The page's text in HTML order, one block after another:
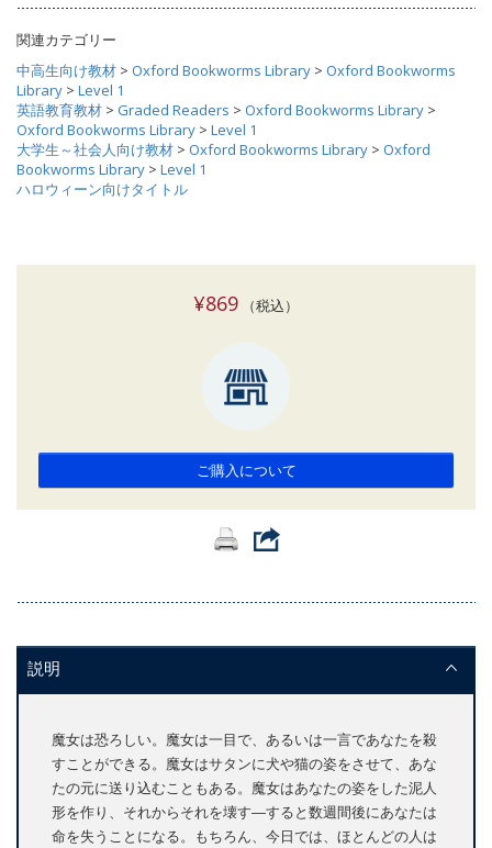
関連カテゴリー
中高生向け教材 > Oxford Bookworms Library > Oxford Bookworms
Library > Level 1
英語教育教材 > Graded Readers > Oxford Bookworms Library >
Oxford Bookworms Library > Level 1
大学生～社会人向け教材 > Oxford Bookworms Library > Oxford
Bookworms Library > Level 1
ハロウィーン向けタイトル
¥869 （税込）
ご購入について
説明
魔女は恐ろしい。魔女は一目で、あるいは一言であなたを殺
すことができる。魔女はサタンに犬や猫の姿をさせて、あな
たの元に送り込むこともある。魔女はあなたの姿をした泥人
形を作り、それからそれを壊す―すると数週間後にあなたは
命を失うことになる。もちろん、今日では、ほとんどの人は